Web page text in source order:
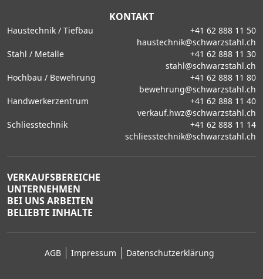
KONTAKT
Haustechnik / Tiefbau
+41 62 888 11 50
haustechnik@schwarzstahl.ch
Stahl / Metalle
+41 62 888 11 30
stahl@schwarzstahl.ch
Hochbau / Bewehrung
+41 62 888 11 80
bewehrung@schwarzstahl.ch
Handwerkerzentrum
+41 62 888 11 40
verkauf.hwz@schwarzstahl.ch
Schliesstechnik
+41 62 888 11 14
schliesstechnik@schwarzstahl.ch
VERKAUFSBEREICHE
UNTERNEHMEN
BEI UNS ARBEITEN
BELIEBTE INHALTE
AGB Impressum Datenschutzerklärung